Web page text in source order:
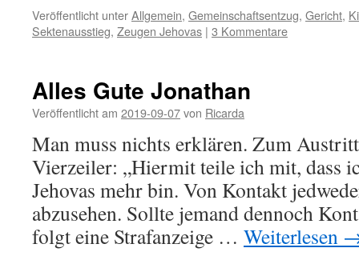
Veröffentlicht unterAllgemein, Gemeinschaftsentzug, Gericht,
Sektenausstieg, Zeugen Jehovas | 3 Kommentare
Alles Gute Jonathan
Veröffentlicht am 2019-09-07von Ricarda
Man muss nichts erklären. Zum
Vierzeiler: „Hiermit teile ich mit, dass
Jehovas mehr bin. Von Kontakt
abzusehen. Sollte jemand dennoch
folgt eine Strafanzeige … Weiterlesen